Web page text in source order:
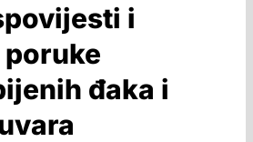
i
đaka i